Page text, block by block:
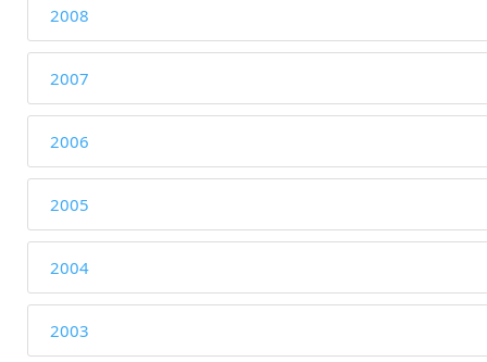
2008
2007
2006
2005
2004
2003